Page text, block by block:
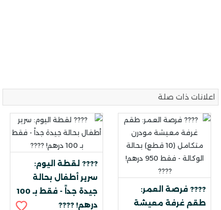
اعلانات ذات صلة
???? فرصة العمر:
طقم غرفة معيشة
???? لقطة اليوم:
سرير أطفال بحالة
جيدة جداً - فقط بـ 100
درهم! ????